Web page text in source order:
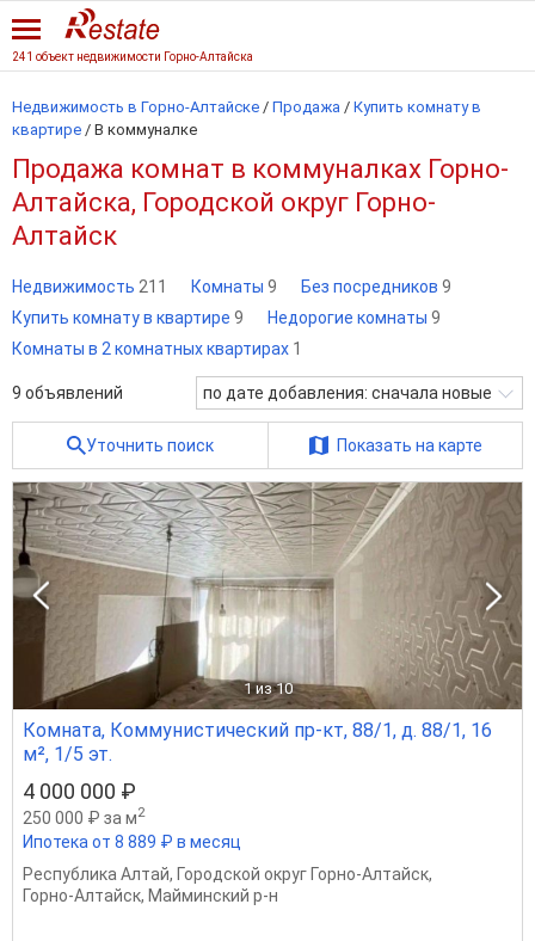
241 объект недвижимости Горно-Алтайска
Недвижимость в Горно-Алтайске / Продажа / Купить комнату в
квартире / В коммуналке
Продажа комнат в коммуналках Горно-
Алтайска, Городской округ Горно-
Алтайск
Недвижимость 211 Комнаты 9 Без посредников 9
Купить комнату в квартире 9 Недорогие комнаты 9
Комнаты в 2 комнатных квартирах 1
9 объявлений по дате добавления: сначала новые
Уточнить поиск Показать на карте
1 из 10
Комната, Коммунистический пр-кт, 88/1, д. 88/1, 16
м², 1/5 эт.
4 000 000 ₽
250 000 ₽ за м2
Ипотека от 8 889 ₽ в месяц
Республика Алтай, Городской округ Горно-Алтайск,
Горно-Алтайск, Майминский р-н